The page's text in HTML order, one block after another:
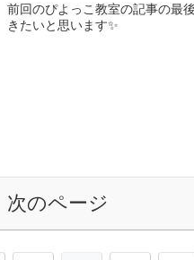
前回のぴよっこ教室の記事の最
きたいと思います✨
次のページ